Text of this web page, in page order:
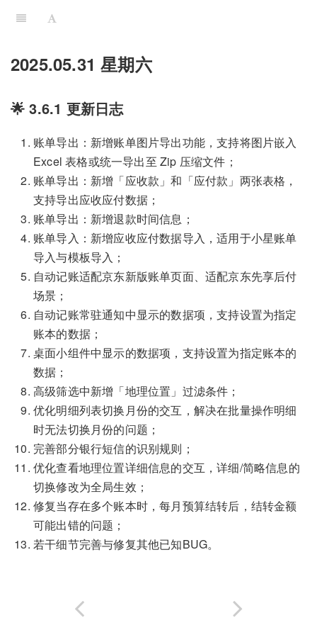
2025.05.31 星期六
🌟 3.6.1 更新日志
账单导出：新增账单图片导出功能，支持将图片嵌入
Excel 表格或统一导出至 Zip 压缩文件；
账单导出：新增「应收款」和「应付款」两张表格，
支持导出应收应付数据；
账单导出：新增退款时间信息；
账单导入：新增应收应付数据导入，适用于小星账单
导入与模板导入；
自动记账适配京东新版账单页面、适配京东先享后付
场景；
自动记账常驻通知中显示的数据项，支持设置为指定
账本的数据；
桌面小组件中显示的数据项，支持设置为指定账本的
数据；
高级筛选中新增「地理位置」过滤条件；
优化明细列表切换月份的交互，解决在批量操作明细
时无法切换月份的问题；
完善部分银行短信的识别规则；
优化查看地理位置详细信息的交互，详细/简略信息的
切换修改为全局生效；
修复当存在多个账本时，每月预算结转后，结转金额
可能出错的问题；
若干细节完善与修复其他已知BUG。